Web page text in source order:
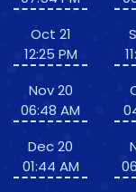
Oct 21
12:25 PM
Nov 20
06:48 AM
Dec 20
01:44 AM